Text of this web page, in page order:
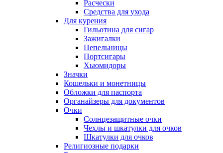
Расчески
Средства для ухода
Для курения
Гильотина для сигар
Зажигалки
Пепельницы
Портсигары
Хьюмидоры
Значки
Кошельки и монетницы
Обложки для паспорта
Органайзеры для документов
Очки
Солнцезащитные очки
Чехлы и шкатулки для очков
Шкатулки для очков
Религиозные подарки